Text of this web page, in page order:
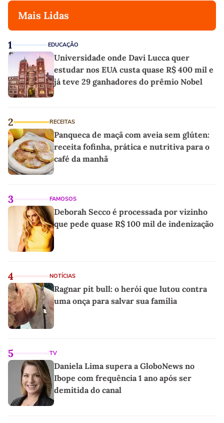
Mais Lidas
1 EDUCAÇÃO
Universidade onde Davi Lucca quer
estudar nos EUA custa quase R$ 400 mil e
já teve 29 ganhadores do prêmio Nobel
2 RECEITAS
Panqueca de maçã com aveia sem glúten:
receita fofinha, prática e nutritiva para o
café da manhã
3 FAMOSOS
Deborah Secco é processada por vizinho
que pede quase R$ 100 mil de indenização
4 NOTÍCIAS
Ragnar pit bull: o herói que lutou contra
uma onça para salvar sua família
5 TV
Daniela Lima supera a GloboNews no
Ibope com frequência 1 ano após ser
demitida do canal